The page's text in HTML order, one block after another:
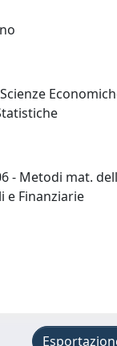
- Metodi mat.
e Finanziarie